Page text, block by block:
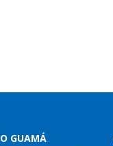
GUAMÁ